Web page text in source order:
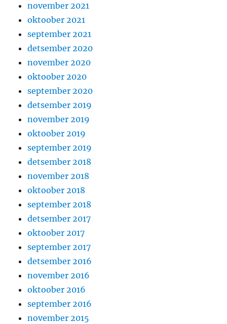
november 2021
oktoober 2021
september 2021
detsember 2020
november 2020
oktoober 2020
september 2020
detsember 2019
november 2019
oktoober 2019
september 2019
detsember 2018
november 2018
oktoober 2018
september 2018
detsember 2017
oktoober 2017
september 2017
detsember 2016
november 2016
oktoober 2016
september 2016
november 2015